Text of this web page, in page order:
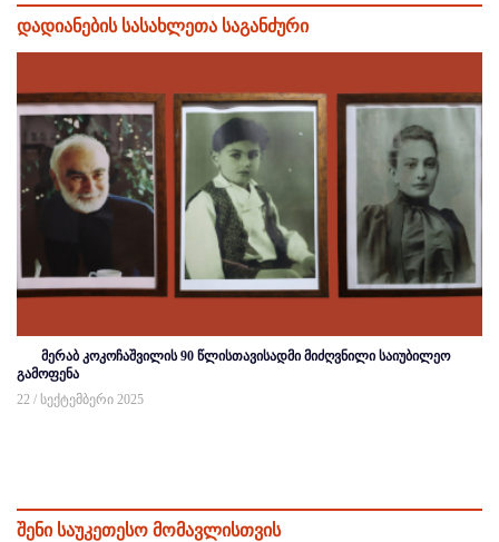
დადიანების სასახლეთა საგანძური
მერაბ კოკოჩაშვილის 90 წლისთავისადმი მიძღვნილი საიუბილეო
გამოფენა
22 / სექტემბერი 2025
შენი საუკეთესო მომავლისთვის